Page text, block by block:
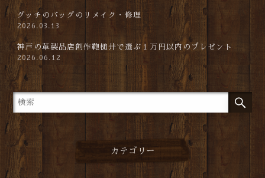
グッチのバッグのリメイク・修理
2026.03.13
神戸の革製品店創作鞄槌井で選ぶ１万円以内のプレゼント
2026.06.12
カテゴリー